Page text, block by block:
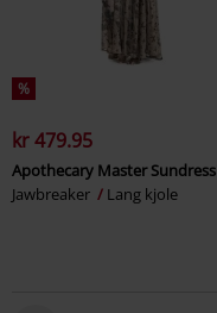
%
kr 479.95
Apothecary Master Sundress
Jawbreaker
Lang kjole